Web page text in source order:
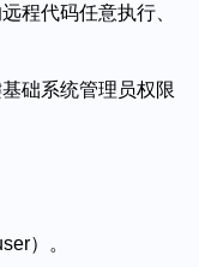
程代码任意执行、
础系统管理员权限
）。